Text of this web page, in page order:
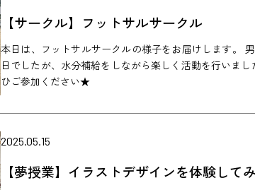
【サークル】フットサルサークル
本日は、フットサルサークルの様子をお届けします。
日でしたが、水分補給をしながら楽しく活動を行い
ひご参加ください★
2025.05.15
【夢授業】イラストデザインを体験し